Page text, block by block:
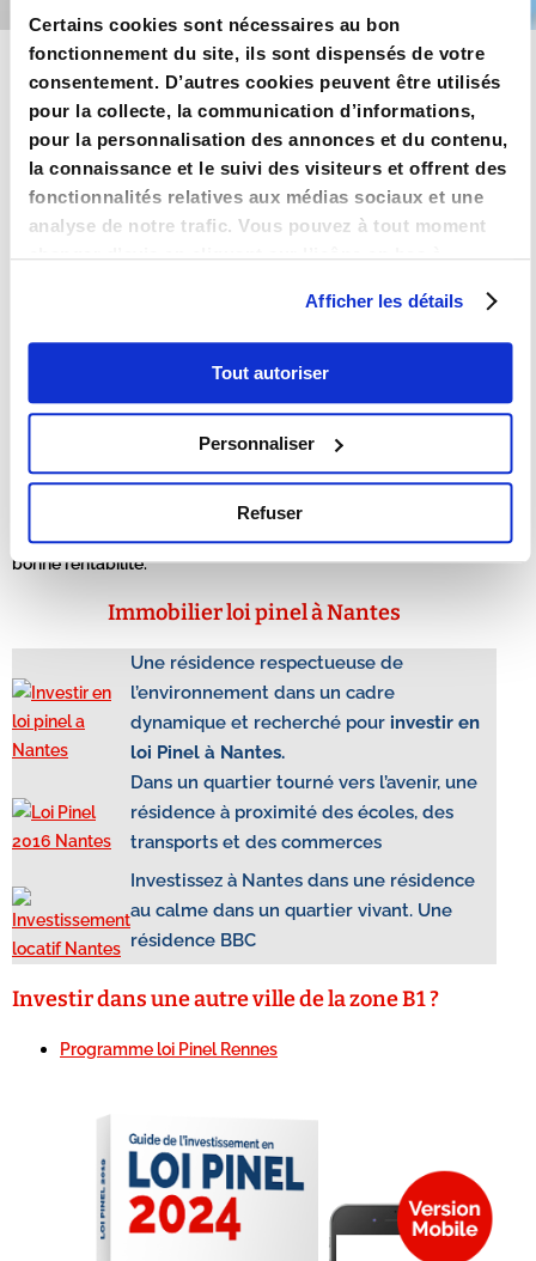
Certains cookies sont nécessaires au bon
fonctionnement du site, ils sont dispensés de votre
consentement. D’autres cookies peuvent être utilisés
pour la collecte, la communication d’informations,
pour la personnalisation des annonces et du contenu,
la connaissance et le suivi des visiteurs et offrent des
fonctionnalités relatives aux médias sociaux et une
analyse de notre trafic. Vous pouvez à tout moment
changer d’avis en cliquant sur l’icône en bas à
Afficher les détails
Tout autoriser
Personnaliser
Refuser
LOI PINEL NANTES
PROGRAMMES LOI PINEL À NANTES
Ville chargée d’histoire, Nantes est malgré tout tournée vers le
futur. Capitale de la Région Pays de Loire, la ville
Investir en loi pinel à Nantes(zone pinel B1) offres des
Investir en loi Pinel à Nantes
Située en zone loi pinel B1, la ville de Nantes offre une qualité
Investir à Nantes en loi Pinel
bénéficier du dynamisme économique de la région et d’une
bonne rentabilité.
Immobilier loi pinel à Nantes
Une résidence respectueuse de
l’environnement dans un cadre
dynamique et recherché pour investir en
loi Pinel à Nantes.
Dans un quartier tourné vers l’avenir, une
résidence à proximité des écoles, des
transports et des commerces
Investissez à Nantes dans une résidence
au calme dans un quartier vivant. Une
résidence BBC
Investir dans une autre ville de la zone B1 ?
Programme loi Pinel Rennes